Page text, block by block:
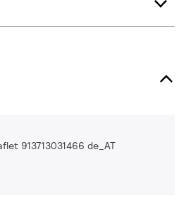
913713031466 de_AT